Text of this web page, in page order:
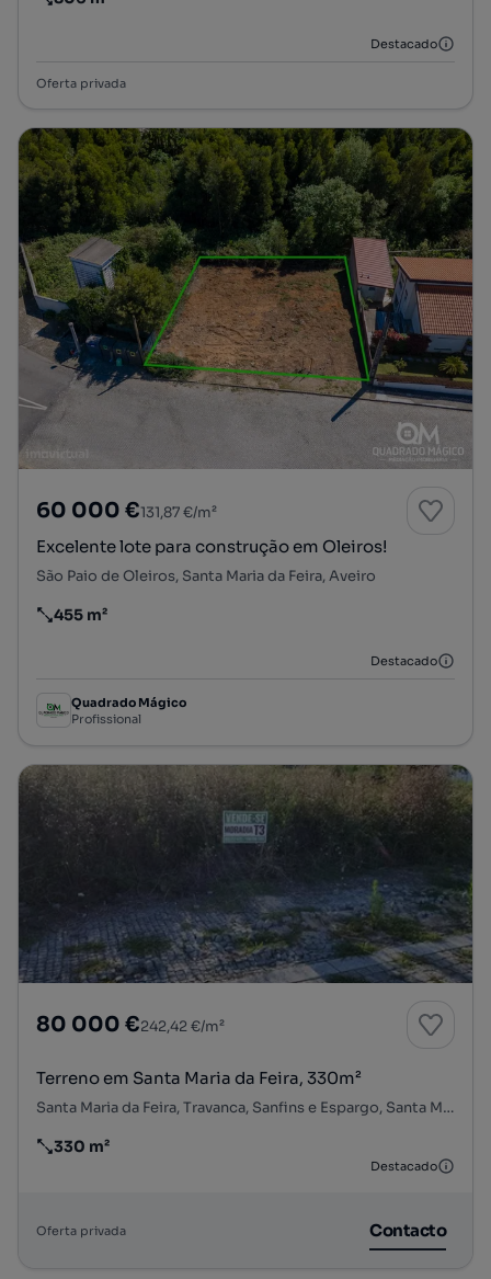
Preço por metro quadrado
Destacado
Oferta privada
60 000 €131,87 €/m²
Excelente lote para construção em Oleiros!
São Paio de Oleiros, Santa Maria da Feira, Aveiro
Preço por metro quadrado
455 m²
Destacado
Quadrado Mágico
Profissional
80 000 €242,42 €/m²
Terreno em Santa Maria da Feira, 330m²
Santa Maria da Feira, Travanca, Sanfins e Espargo, Santa Maria da Feira, Aveiro
Preço por metro quadrado
330 m²
Destacado
Oferta privada Contacto